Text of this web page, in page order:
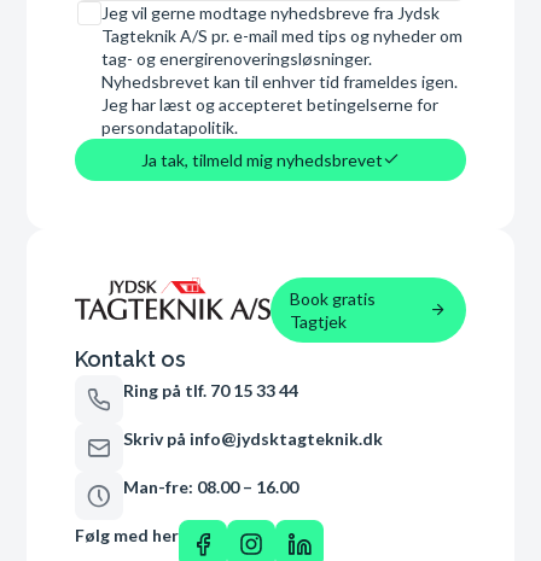
Samtykke
Jeg vil gerne modtage nyhedsbreve fra Jydsk
Tagteknik A/S pr. e-mail med tips og nyheder om
tag- og energirenoveringsløsninger.
Nyhedsbrevet kan til enhver tid frameldes igen.
Jeg har læst og accepteret betingelserne for
persondatapolitik.
Ja tak, tilmeld mig nyhedsbrevet
Book gratis
Tagtjek
Kontakt os
Ring på tlf. 70 15 33 44
Skriv på info@jydsktagteknik.dk
Man-fre: 08.00 – 16.00
Følg med her